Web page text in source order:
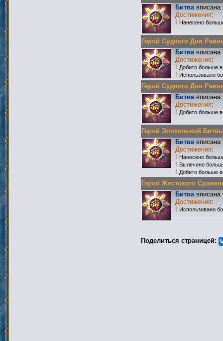
Битвавписана
Достижения:
Нанесено
Герой Судного Дня
Битвавписана
Достижения:
Добито больше
Использовано
Герой Судного Дня
Битвавписана
Достижения:
Добито больше
Герой Эпохальной
Битвавписана
Достижения:
Нанесено
Вылечено
Добито больше
Герой Жестокого
Битвавписана
Достижения:
Использовано
Поделиться страницей: